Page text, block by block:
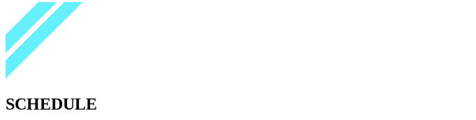
SCHEDULE